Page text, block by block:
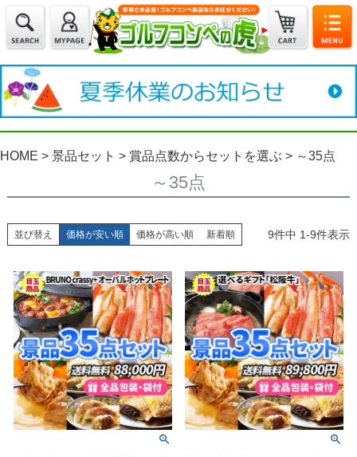
HOME 景品セット 賞品点数からセットを選ぶ ～35点
～35点
並び替え 価格が安い順 価格が高い順 新着順 9件中 1-9件表示